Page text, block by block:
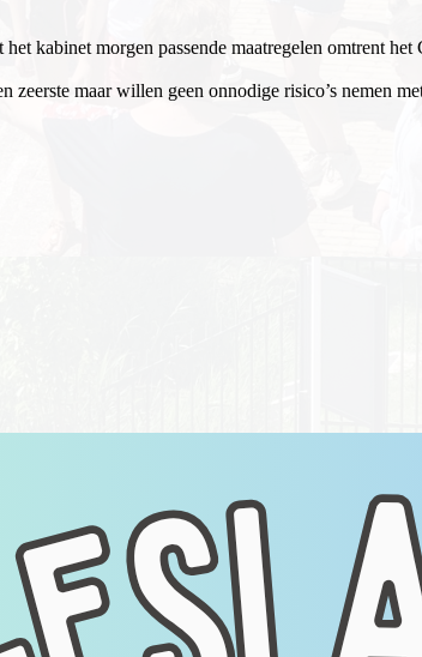
kabinet morgen passende maatregelen omtrent het
maar willen geen onnodige risico’s nemen